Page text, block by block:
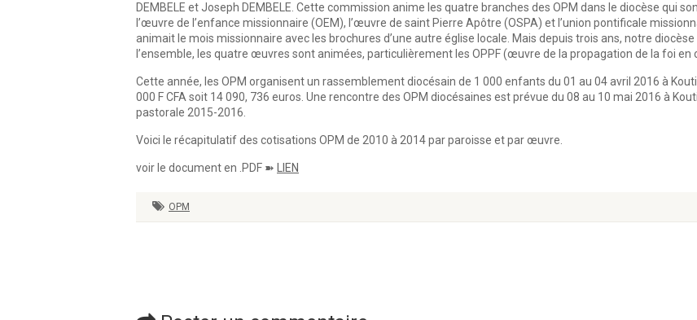
DEMBELE et Joseph DEMBELE. Cette commission anime les quatre branches des OPM dans le diocèse qui
l’œuvre de l’enfance missionnaire (OEM), l’œuvre de saint Pierre Apôtre (OSPA) et l’union pontificale
animait le mois missionnaire avec les brochures d’une autre église locale. Mais depuis trois ans, notre
l’ensemble, les quatre œuvres sont animées, particulièrement les OPPF (œuvre de la propagation de la foi en
Cette année, les OPM organisent un rassemblement diocésain de 1 000 enfants du 01 au 04 avril 2016 à
000 F CFA soit 14 090, 736 euros. Une rencontre des OPM diocésaines est prévue du 08 au 10 mai 2016 à
pastorale 2015-2016.
Voici le récapitulatif des cotisations OPM de 2010 à 2014 par paroisse et par œuvre.
voir le document en .PDF ➽ LIEN
OPM